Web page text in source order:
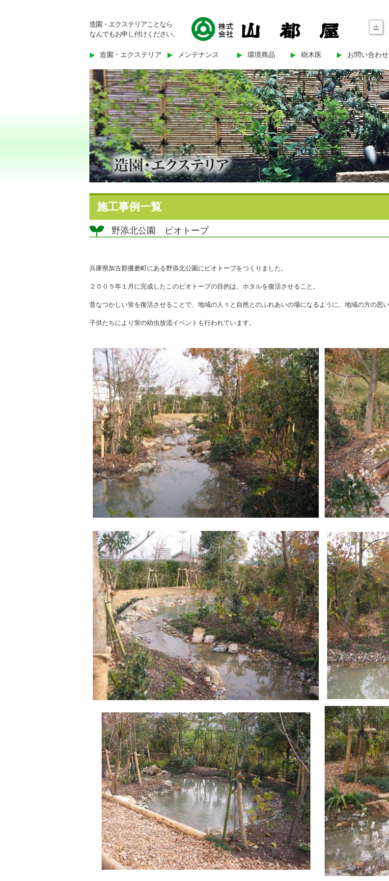
造園・エクステリアことなら
なんでもお申し付けください。
小
造園・エクステリア メンテナンス 環境商品 樹木医 お問い合わせ
施工事例一覧
野添北公園 ビオトープ
兵庫県加古郡播磨町にある野添北公園にビオトープをつくりました。
２００５年１月に完成したこのビオトープの目的は、ホタルを復活させること。
昔なつかしい蛍を復活させることで、地域の人々と自然とのふれあいの場になるように、地域の方の思
子供たちにより蛍の幼虫放流イベントも行われています。